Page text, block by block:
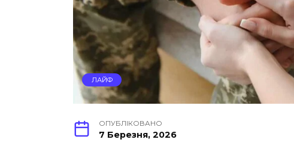
ЛАЙФ
ОПУБЛІКОВАНО
7 Березня, 2026